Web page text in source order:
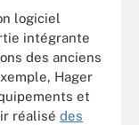
logiciel
intégrante
des anciens
Hager
et
réalisé des